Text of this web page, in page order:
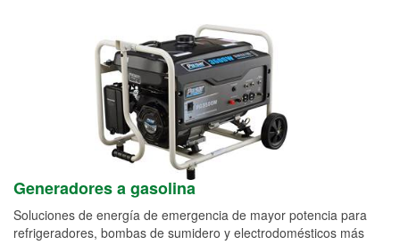
Generadores a gasolina
Soluciones de energía de emergencia de mayor potencia para
refrigeradores, bombas de sumidero y electrodomésticos más